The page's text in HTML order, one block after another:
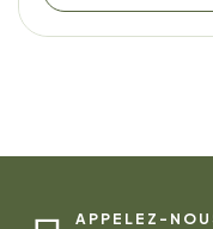
APPELEZ-